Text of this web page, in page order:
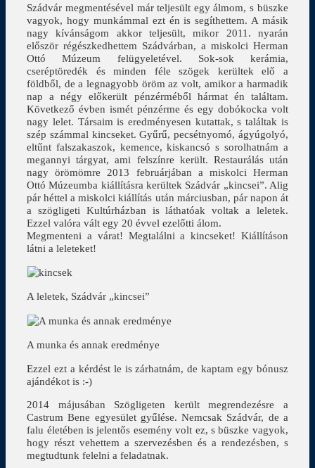
Szádvár megmentésével már teljesült egy álmom, s büszke
vagyok, hogy munkámmal ezt én is segíthettem. A másik
nagy kívánságom akkor teljesült, mikor 2011. nyarán
először régészkedhettem Szádvárban, a miskolci Herman
Ottó Múzeum felügyeletével. Sok-sok kerámia,
cseréptöredék és minden féle szögek kerültek elő a
földből, de a legnagyobb öröm az volt, amikor a harmadik
nap a négy előkerült pénzérméből hármat én találtam.
Következő évben ismét pénzérme és egy dobókocka volt
nagy lelet. Társaim is eredményesen kutattak, s találtak is
szép számmal kincseket. Gyűrű, pecsétnyomó, ágyúgolyó,
eltűnt falszakaszok, kemence, kiskancsó s sorolhatnám a
megannyi tárgyat, ami felszínre került. Restaurálás után
nagy örömömre 2013 februárjában a miskolci Herman
Ottó Múzeumba kiállításra kerültek Szádvár „kincsei”. Alig
pár héttel a miskolci kiállítás után márciusban, pár napon át
a szögligeti Kultúrházban is láthatóak voltak a leletek.
Ezzel valóra vált egy 20 évvel ezelőtti álom.
Megmenteni a várat! Megtalálni a kincseket! Kiállításon
látni a leleteket!
A leletek, Szádvár „kincsei”
A munka és annak eredménye
Ezzel ezt a kérdést le is zárhatnám, de kaptam egy bónusz
ajándékot is :-)
2014 májusában Szögligeten került megrendezésre a
Castrum Bene egyesület gyűlése. Nemcsak Szádvár, de a
falu életében is jelentős esemény volt ez, s büszke vagyok,
hogy részt vehettem a szervezésben és a rendezésben, s
megtudtunk felelni a feladatnak.